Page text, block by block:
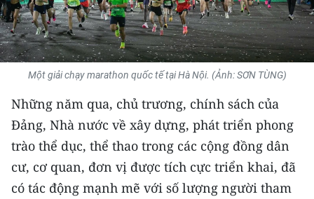
MÔI TRƯỜNG
BẠN ĐỌC
TRI THỨC CHUYÊN SÂU
54 DÂN TỘC VIỆT NAM
CHƯƠNG TRÌNH OCOP - MỖI XÃ
Một giải chạy marathon quốc tế tại Hà Nội. (Ảnh: SƠN TÙNG)
Những năm qua, chủ trương, chính sách của
Đảng, Nhà nước về xây dựng, phát triển phong
trào thể dục, thể thao trong các cộng đồng dân
cư, cơ quan, đơn vị được tích cực triển khai, đã
có tác động mạnh mẽ với số lượng người tham